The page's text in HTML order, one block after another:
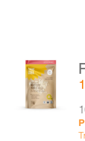
AJOUTER
AU
PANIER